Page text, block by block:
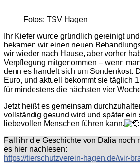
Fotos: TSV Hagen
Ihr Kiefer wurde gründlich gereinigt
bekamen wir einen neuen
wir wieder nach Hause, aber vorher
Verpflegung mitgenommen – wenn
denn es handelt sich um Sondenkost.
Euro, und aktuell bekommt sie täglich
für mindestens die nächsten vier
Jetzt heißt es gemeinsam
vollständig gesund wird und später ein
liebevollen Menschen führen kann.
Fall ihr die Geschichte von Dalia noch
es hier nachlesen:
https://tierschutzverein-hagen.de/wir-